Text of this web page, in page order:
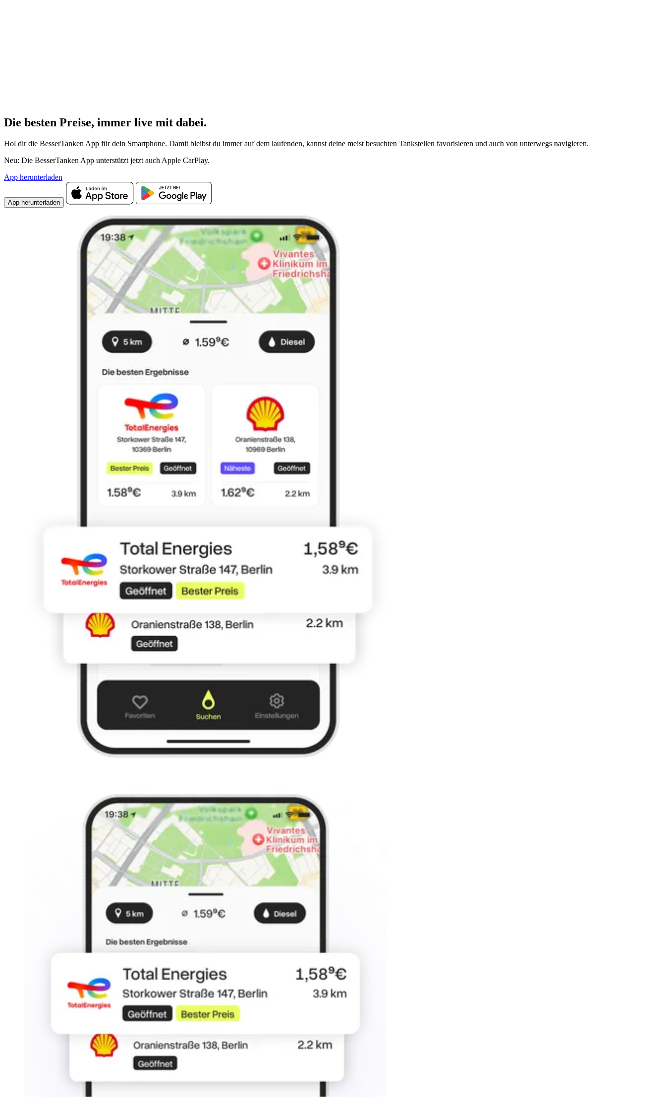
Die besten Preise, immer live mit dabei.
Hol dir die BesserTanken App für dein Smartphone. Damit bleibst du immer auf dem laufenden, kannst deine meist besuchten Tankstellen favorisieren und auch von unterwegs navigieren.
Neu: Die BesserTanken App unterstützt jetzt auch Apple CarPlay.
App herunterladen
App herunterladen